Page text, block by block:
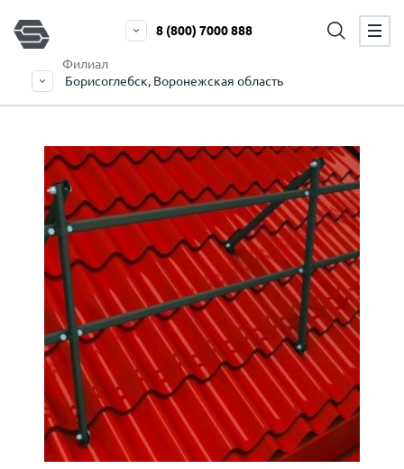
Филиал
Борисоглебск, Воронежская область
8 (800) 7000 888